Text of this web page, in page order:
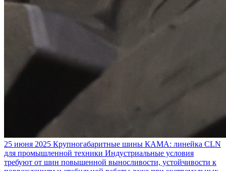
25 июня 2025 Крупногабаритные шины КАМА: линейка CLN
для промышленной техники Индустриальные условия
требуют от шин повышенной выносливости, устойчивости к